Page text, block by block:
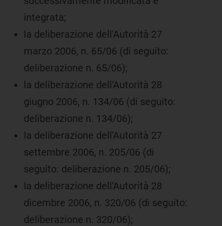
integrata;
la deliberazione dell'Autorità 27
marzo 2006, n. 65/06 (di seguito:
deliberazione n. 65/06);
la deliberazione dell'Autorità 28
giugno 2006, n. 134/06 (di seguito:
deliberazione n. 134/06);
la deliberazione dell'Autorità 27
settembre 2006, n. 205/06 (di
seguito: deliberazione n. 205/06);
la deliberazione dell'Autorità 28
dicembre 2006, n. 320/06 (di seguito:
deliberazione n. 320/06);